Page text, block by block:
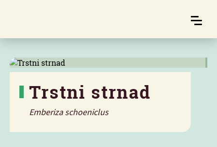
Trstni strnad
Emberiza schoeniclus